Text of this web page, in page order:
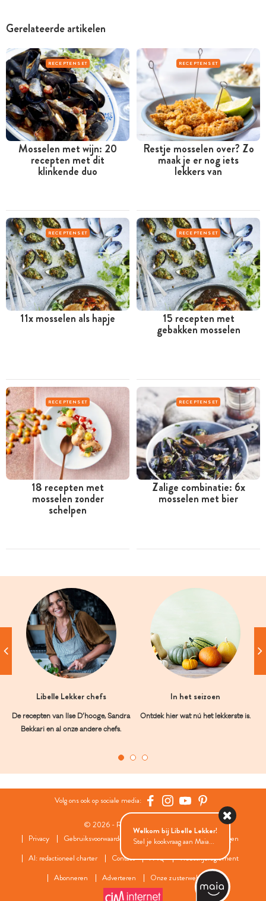
Gerelateerde artikelen
RECEPTENSET
Mosselen met wijn: 20
recepten met dit
klinkende duo
RECEPTENSET
Restje mosselen over? Zo
maak je er nog iets
lekkers van
RECEPTENSET
11x mosselen als hapje
RECEPTENSET
15 recepten met
gebakken mosselen
RECEPTENSET
18 recepten met
mosselen zonder
schelpen
RECEPTENSET
Zalige combinatie: 6x
mosselen met bier
Libelle Lekker chefs
De recepten van Ilse D’hooge, Sandra
Bekkari en al onze andere chefs.
In het seizoen
Ontdek hier wat nú het lekkerste is.
Volg ons ook op sociale media:
© 2026 - Roularta Media Group
Privacy
Gebruiksvoorwaarden Cookies
Cookies instellingen
AI: redactioneel charter
Contact FAQ
Wedstrijdreglement
Abonneren
Adverteren Onze zusterwebsites
Welkom bij Libelle Lekker!
Stel je kookvraag aan Maia...